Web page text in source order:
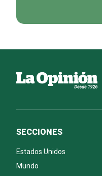
SECCIONES
Estados Unidos
Mundo